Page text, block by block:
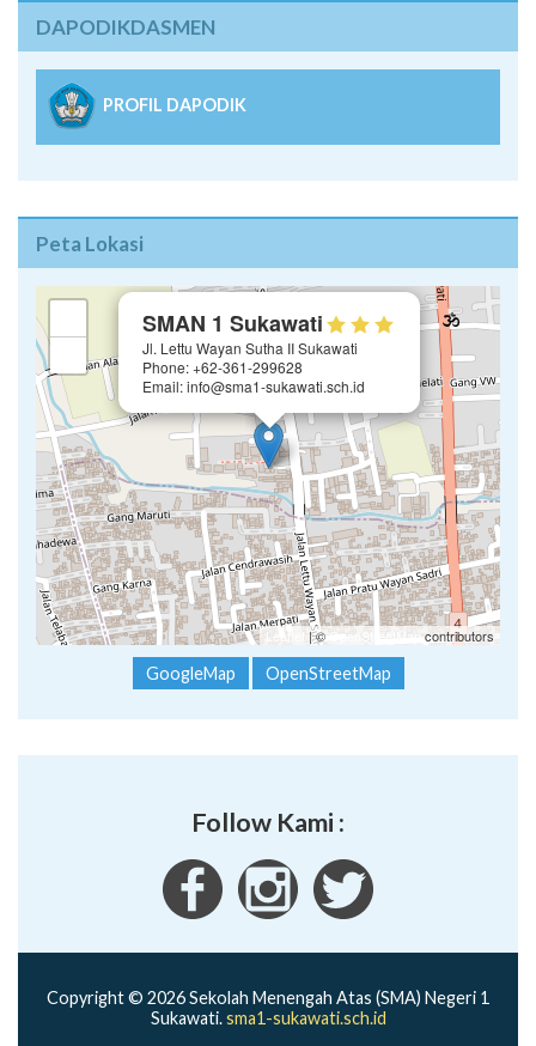
DAPODIKDASMEN
PROFIL DAPODIK
Peta Lokasi
SMAN 1 Sukawati
Jl. Lettu Wayan Sutha II Sukawati
Phone: +62-361-299628
Email: info@sma1-sukawati.sch.id
Leaflet | ©OpenStreetMapcontributors
GoogleMap OpenStreetMap
Follow Kami :
Copyright © 2026 Sekolah Menengah Atas (SMA) Negeri 1
Sukawati.sma1-sukawati.sch.id